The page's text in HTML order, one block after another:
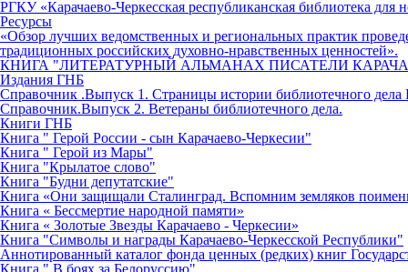
РГКУ «Карачаево-Черкесская республиканская библиотека для
Ресурсы
«Обзор лучших ведомственных и региональных практик
традиционных российских духовно-нравственных ценностей».
КНИГА "ЛИТЕРАТУРНЫЙ АЛЬМАНАХ ПИСАТЕЛИ
Издания ГНБ
Справочник .Выпуск 1. Страницы истории библиотечного дела
Справочник.Выпуск 2. Ветераны библиотечного дела.
Книги ГНБ
Книга " Герой России - сын Карачаево-Черкесии"
Книга " Герой из Мары"
Книга "Крылатое слово"
Книга "Будни депутатские"
Книга «Они защищали Сталинград. Вспомним земляков
Книга « Бессмертие народной памяти»
Книга « Золотые Звезды Карачаево - Черкесии»
Книга "Символы и награды Карачаево-Черкесской Республики"
Аннотированный каталог фонда ценных (редких) книг
Книга " В боях за Белоруссию"